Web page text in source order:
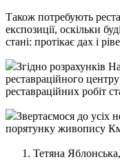
Також потребують
експозиції, оскільки
стані: протікає дах і
Згідно розрахунків
реставраційного
реставраційних робіт
Звертаємося до усіх
порятунку живопису
Тетяна